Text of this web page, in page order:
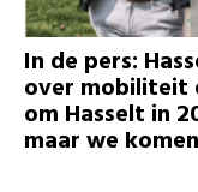
In de pers:
over mobiliteit
om Hasselt in
maar we